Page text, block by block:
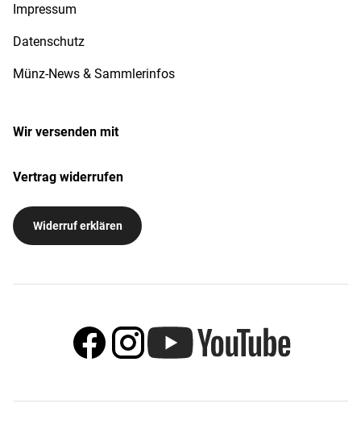
Impressum
Datenschutz
Münz-News & Sammlerinfos
Wir versenden mit
Vertrag widerrufen
Widerruf erklären